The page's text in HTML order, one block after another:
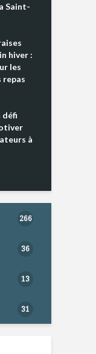
Saint-
hiver :
les
repas
défi
à
266
36
13
31